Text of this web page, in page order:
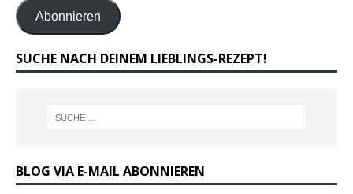
Abonnieren
SUCHE NACH DEINEM LIEBLINGS-REZEPT!
BLOG VIA E-MAIL ABONNIEREN